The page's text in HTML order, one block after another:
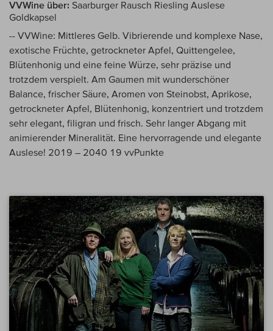
VVWine über: Saarburger Rausch Riesling Auslese
Goldkapsel
-- VVWine: Mittleres Gelb. Vibrierende und komplexe Nase,
exotische Früchte, getrockneter Apfel, Quittengelee,
Blütenhonig und eine feine Würze, sehr präzise und
trotzdem verspielt. Am Gaumen mit wunderschöner
Balance, frischer Säure, Aromen von Steinobst, Aprikose,
getrockneter Apfel, Blütenhonig, konzentriert und trotzdem
sehr elegant, filigran und frisch. Sehr langer Abgang mit
animierender Mineralität. Eine hervorragende und elegante
Auslese! 2019 – 2040 19 vvPunkte